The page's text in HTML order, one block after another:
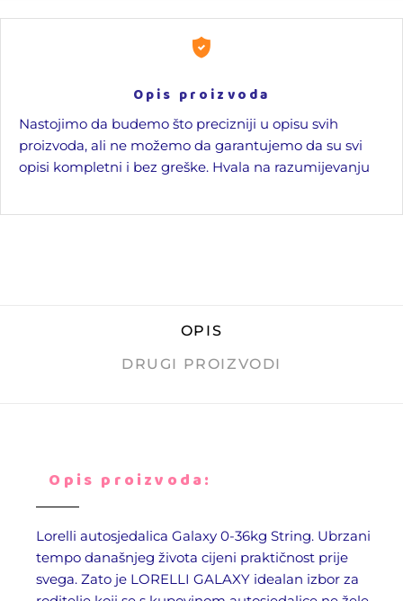
Opis proizvoda
Nastojimo da budemo što precizniji u opisu svih
proizvoda, ali ne možemo da garantujemo da su svi
opisi kompletni i bez greške. Hvala na razumijevanju
OPIS
DRUGI PROIZVODI
Opis proizvoda:
Lorelli autosjedalica Galaxy 0-36kg String. Ubrzani
tempo današnjeg života cijeni praktičnost prije
svega. Zato je LORELLI GALAXY idealan izbor za